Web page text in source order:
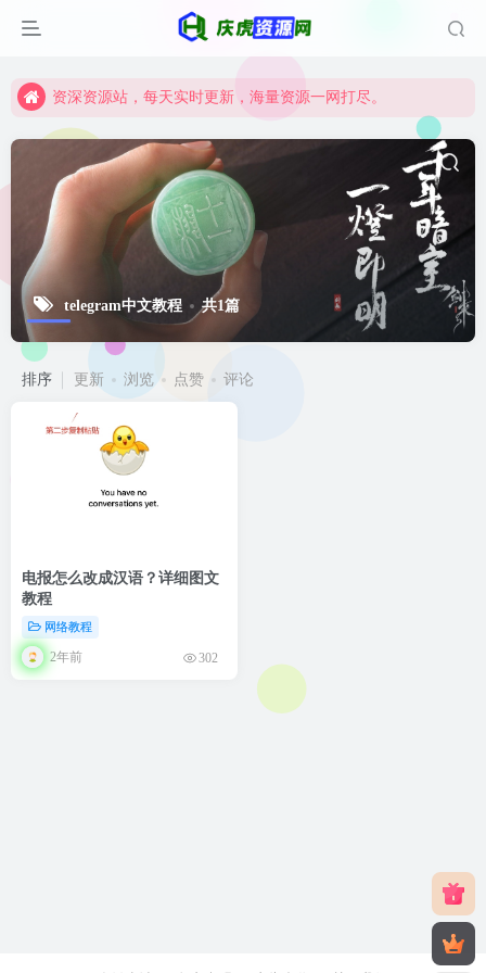
资深资源站，每天实时更新，海量资源一网打尽。
【启明网】找项目 + 低成本创业 + 减少信息差 + 见识各种项目 + 提升网创认知。
资深资源站，每天实时更新，海量资源一网打尽。
【启明网】找项目 + 低成本创业 + 减少信息差 + 见识各种项目 + 提升网创认知。
telegram中文教程 共1篇
排序 更新 浏览 点赞 评论
电报怎么改成汉语？详细图文
教程
网络教程
2年前 302